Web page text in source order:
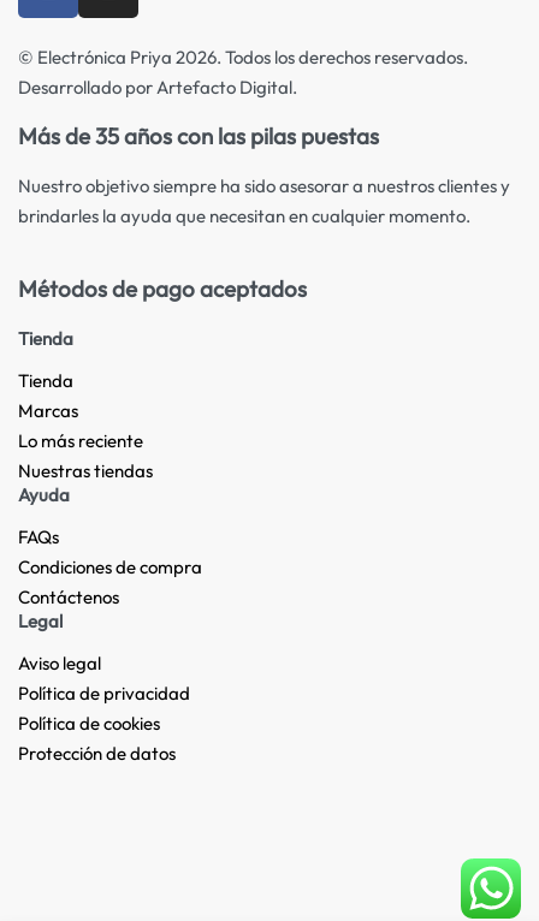
© Electrónica Priya 2026. Todos los derechos reservados.
Desarrollado por Artefacto Digital.
Más de 35 años con las pilas puestas
Nuestro objetivo siempre ha sido asesorar a nuestros clientes y
brindarles la ayuda que necesitan en cualquier momento.
Métodos de pago aceptados
Tienda
Tienda
Marcas
Lo más reciente​
Nuestras tiendas​
Ayuda
FAQs
Condiciones de compra
Contáctenos
Legal
Aviso legal
Política de privacidad
Política de cookies
Protección de datos